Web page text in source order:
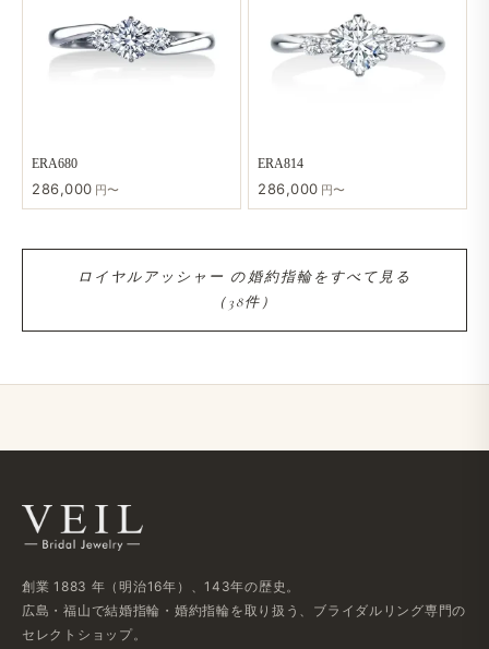
ERA680
286,000 円〜
ERA814
286,000 円〜
ロイヤルアッシャー の​婚約指輪を​すべて​見る​
（38件）
創業 1883 年​（明治16年）、​143年の​歴史。
広島・福山で​結婚指輪・婚約指輪を​取り扱う、​ブライダルリング専門の​
セレクトショップ。